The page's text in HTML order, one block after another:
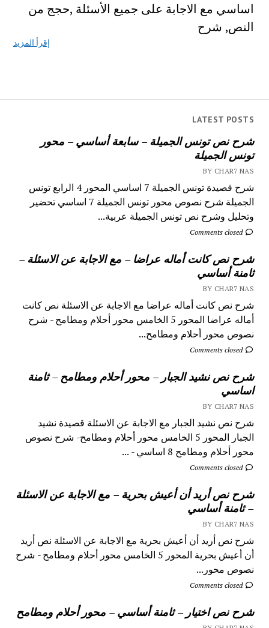
LATEST POSTS
شرح نص تونس الجميلة – سابعة أساسي – محور
تونس الجميلة
BY CHAR7 NAS
شرح قصيدة تونس الجميلة 7 اساسي المحور 4 الرابع تونس
الجميلة شرح نصوص محور تونس الجميلة 7 اساسي تحضير
وتحليل وشرح نص تونس الجميلة عربية...
Comments closed
شرح نص كانت أماله عراضا – مع الاجابة عن الاسئلة –
ثامنة أساسي
BY CHAR7 NAS
شرح نص كانت أماله عراضا مع الاجابة عن الاسئلة نص كانت
أماله عراضا المحور 5 الخامس محور أحلام ومطامح - شرح
نصوص محور أحلام ومطامح...
Comments closed
شرح نص نشيد الجبار – محور أحلام ومطامح – ثامنة
اساسي
BY CHAR7 NAS
شرح نص نشيد الجبار مع الاجابة عن الاسئلة قصيدة نشيد
الجبار المحور 5 الخامس محور أحلام ومطامح- شرح نصوص
محور أحلام ومطامح 8 اساسي - ...
Comments closed
شرح نص أريد أن أعيش بحرية – مع الاجابة عن الاسئلة
– ثامنة أساسي
BY CHAR7 NAS
شرح نص أريد أن أعيش بحرية مع الاجابة عن الاسئلة نص أريد
أن أعيش بحرية المحور 5 الخامس محور أحلام ومطامح - شرح
نصوص محور...
Comments closed
شرح نص اختيار – ثامنة أساسي – محور أحلام ومطامح
اساسي مع الاجابة على جميع الأسئلة ,حجج من
النص, شرح
إقرأ المزيد